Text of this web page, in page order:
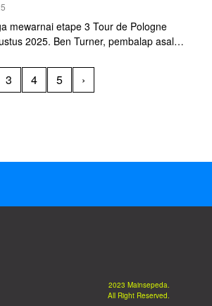
mewarnai etape 3 Tour de Pologne
2025. Ben Turner, pembalap asal
Pello Bilbao (Bahrain
Bagioli (Lidl-Trek) dalam sprint ketat
3 4 5 ›
2023 Mainsepeda.
All Right Reserved.